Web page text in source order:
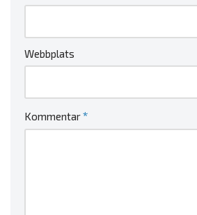
Webbplats
Kommentar*